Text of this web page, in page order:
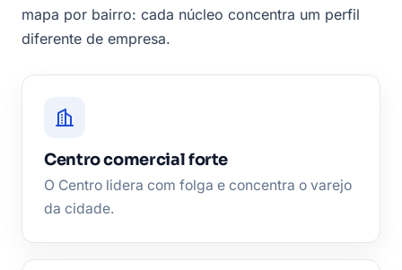
mapa por bairro: cada núcleo concentra um perfil
diferente de empresa.
Centro comercial forte
O Centro lidera com folga e concentra o varejo
da cidade.